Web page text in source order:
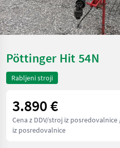
Pöttinger Hit 54N
Rabljeni stroji
3.890 €
Cena z DDV/stroj iz posredovalnice
iz posredovalnice